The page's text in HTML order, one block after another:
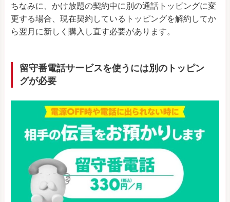
ちなみに、かけ放題の契約中に別の通話トッピングに変
更する場合、現在契約しているトッピングを解約してか
ら翌月に新しく購入し直す必要があります。
留守番電話サービスを使うには別のトッピン
グが必要